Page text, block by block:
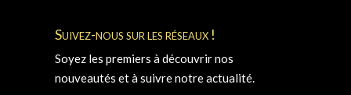
Suivez-nous sur les réseaux !
Soyez les premiers à découvrir nos
nouveautés et à suivre notre actualité.